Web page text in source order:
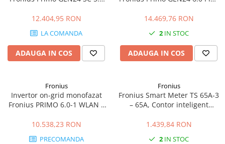
Eficienta 98.2%
12.404,95 RON
LA COMANDA
ADAUGA IN COS
14.469,76 RON
2 IN STOC
ADAUGA IN COS
Fronius
Invertor on-grid monofazat
Fronius PRIMO 6.0-1 WLAN –
97.8%
10.538,23 RON
PRECOMANDA
Fronius
Fronius Smart Meter TS 65A-3
– 65A, Contor inteligent
bidirectionala, RS485
1.439,84 RON
2 IN STOC